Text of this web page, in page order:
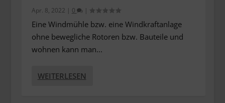
Apr. 8, 2022 | 0 |
Eine Windmühle bzw. eine Windkraftanlage
ohne bewegliche Rotoren bzw. Bauteile und
wohnen kann man...
WEITERLESEN